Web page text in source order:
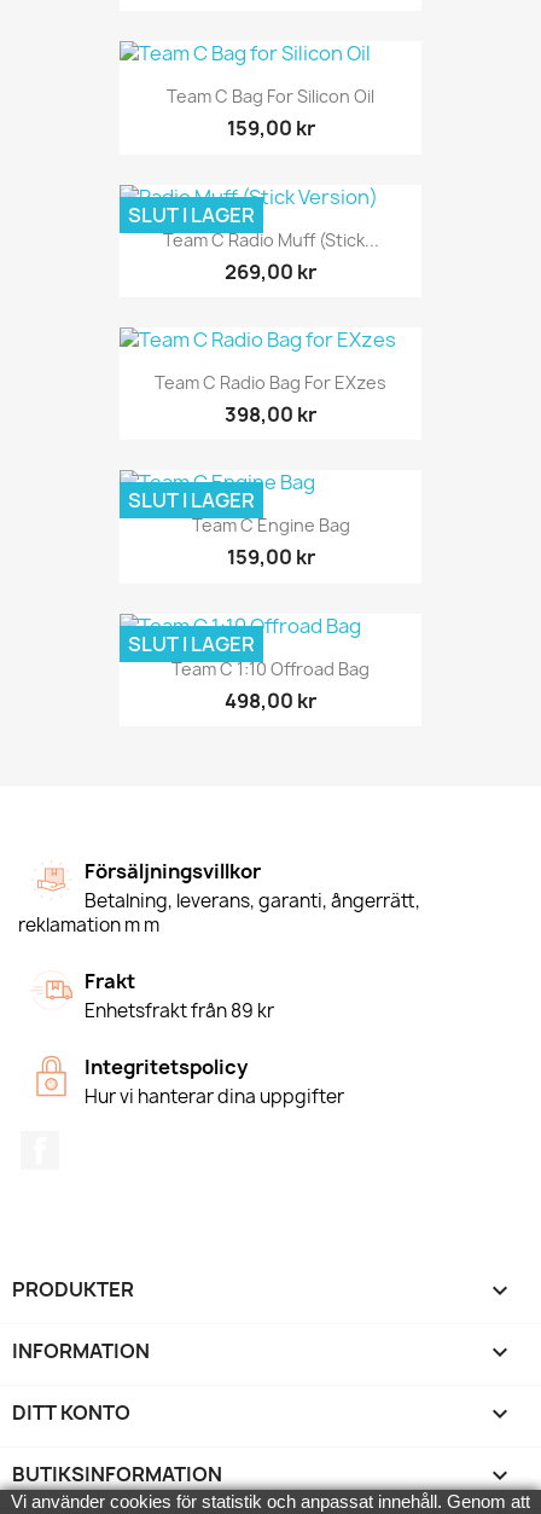
Team C Bag For Silicon Oil
159,00 kr
Team C Radio Muff (Stick...
269,00 kr
SLUT I LAGER
Team C Radio Bag For EXzes
398,00 kr
Team C Engine Bag
159,00 kr
SLUT I LAGER
Team C 1:10 Offroad Bag
498,00 kr
SLUT I LAGER
Försäljningsvillkor
Betalning, leverans, garanti, ångerrätt,
reklamation m m
Frakt
Enhetsfrakt från 89 kr
Integritetspolicy
Hur vi hanterar dina uppgifter
PRODUKTER 
INFORMATION 
DITT KONTO 
BUTIKSINFORMATION keyboard_arrow_down
Vi använder cookies för statistik och anpassat innehåll. Genom att